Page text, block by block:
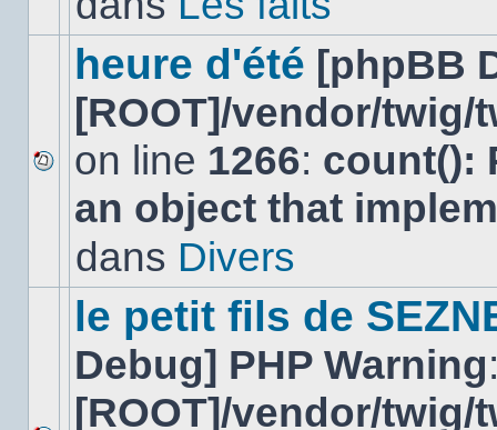
dans
sujet.
Aucun
nouveau
message
sujet.
heure d'été [phpBB
[ROOT]/vendor/
on line 1266: count():
an object that
dans Divers
le petit fils de
Debug] PHP Warning
[ROOT]/vendor/